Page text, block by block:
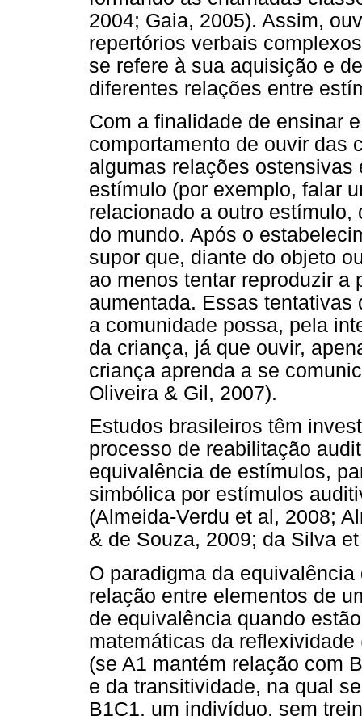
2004; Gaia, 2005). Assim,
repertórios verbais
se refere à sua aquisição e
diferentes relações entre
Com a finalidade de ensinar
comportamento de ouvir das
algumas relações
estímulo (por exemplo, falar
relacionado a outro
do mundo. Após o
supor que, diante do objeto
ao menos tentar reproduzir a
aumentada. Essas
a comunidade possa, pela
da criança, já que ouvir,
criança aprenda a se
Oliveira & Gil, 2007).
Estudos brasileiros têm
processo de reabilitação
equivalência de estímulos,
simbólica por estímulos
(Almeida-Verdu et al, 2008;
& de Souza, 2009; da Silva
O paradigma da
relação entre elementos de
de equivalência quando
matemáticas da
(se A1 mantém relação com
e da transitividade, na qual
B1C1, um indivíduo, sem